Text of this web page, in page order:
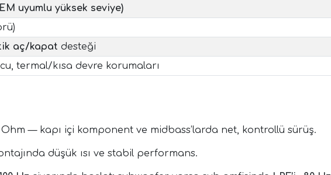
uyumlu yüksek seviye)
aç/kapat desteği
termal/kısa devre korumaları
Ohm — kapı içi komponent ve midbass’larda net, kontrollü sürüş.
düşük ısı ve stabil performans.